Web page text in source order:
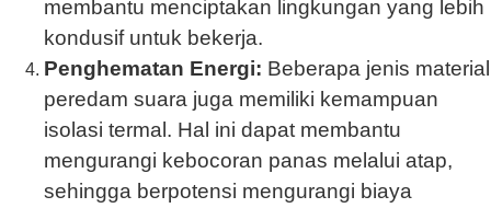
membantu menciptakan lingkungan yang lebih
kondusif untuk bekerja.
Penghematan Energi: Beberapa jenis material
peredam suara juga memiliki kemampuan
isolasi termal. Hal ini dapat membantu
mengurangi kebocoran panas melalui atap,
sehingga berpotensi mengurangi biaya